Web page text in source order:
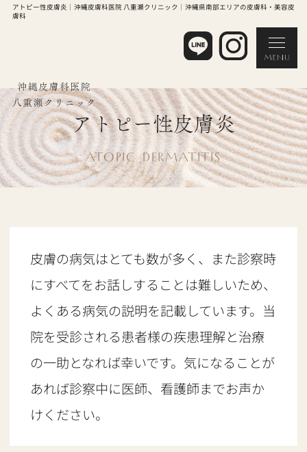
アトピー性皮膚炎｜沖縄皮膚科医院 八重瀬クリニック｜沖縄県南部エリアの皮膚科・美容皮
膚科
アトピー性皮膚炎
ATOPIC DERMATITIS
皮膚の病気はとても数が多く、また診察時
にすべてをお話しすることは難しいため、
よくある病気の説明を記載しています。当
院を受診される患者様の疾患理解と治療
の一助となれば幸いです。気になることが
あれば診察中に医師、看護師までお声か
けください。